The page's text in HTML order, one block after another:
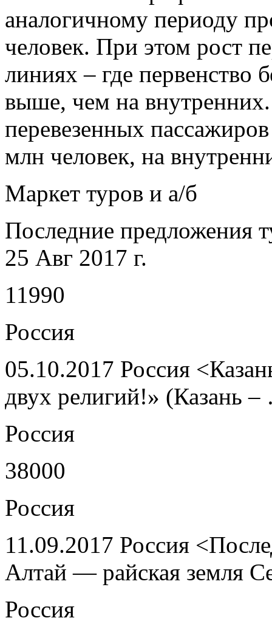
аналогичному периоду
человек. При этом рост
линиях – где первенство
выше, чем на
перевезенных
млн человек, на
Маркет туров и а/б
Последние предложения
25 Авг 2017 г.
11990
Россия
05.10.2017 Россия
двух религий!» (Казань
Россия
38000
Россия
11.09.2017 Россия
Алтай — райская земля
Россия